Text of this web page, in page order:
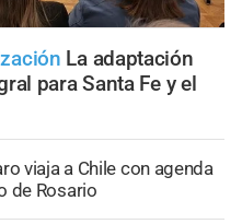
La adaptación
para Santa Fe y el
viaja a Chile con agenda
de Rosario